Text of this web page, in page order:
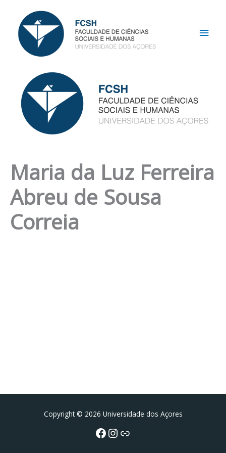
content
Maria da Luz Ferreira
Abreu de Sousa
Correia
Copyright © 2026 Universidade dos Açores
Facebook
Instagram da FCTPortal da UAc